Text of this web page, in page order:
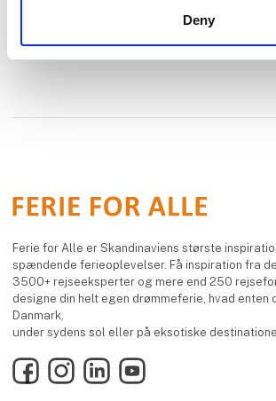
Deny
Ferie for Alle er Skandinaviens største
spændende ferieoplevelser. Få inspiration fra
3500+ rejseeksperter og mere end 250
designe din helt egen drømmeferie, hvad enten
Danmark,
under sydens sol eller på eksotiske
FacebookInstagramLinkedInYouTube